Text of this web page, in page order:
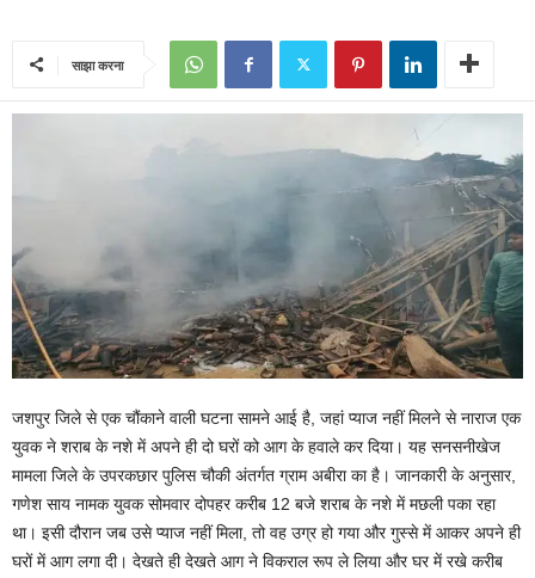
साझा करना
जशपुर जिले से एक चौंकाने वाली घटना सामने आई है, जहां प्याज नहीं मिलने से नाराज एक
युवक ने शराब के नशे में अपने ही दो घरों को आग के हवाले कर दिया। यह सनसनीखेज
मामला जिले के उपरकछार पुलिस चौकी अंतर्गत ग्राम अबीरा का है। जानकारी के अनुसार,
गणेश साय नामक युवक सोमवार दोपहर करीब 12 बजे शराब के नशे में मछली पका रहा
था। इसी दौरान जब उसे प्याज नहीं मिला, तो वह उग्र हो गया और गुस्से में आकर अपने ही
घरों में आग लगा दी। देखते ही देखते आग ने विकराल रूप ले लिया और घर में रखे करीब